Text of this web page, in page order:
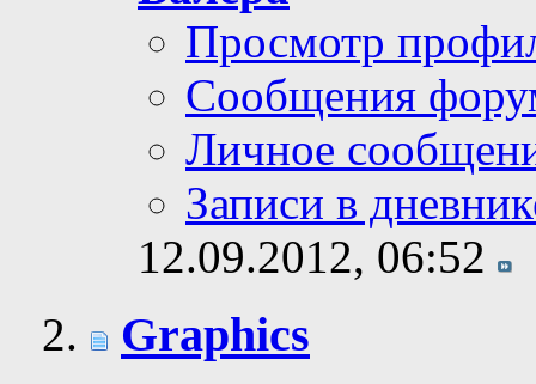
Просмотр
Сообщения
Личное
Записи в
12.09.2012, 06:52
Graphics